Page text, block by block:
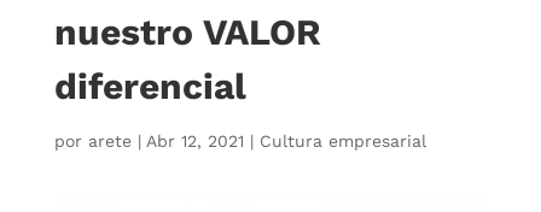
nuestro VALOR
diferencial
por arete| Abr 12, 2021 | Cultura empresarial